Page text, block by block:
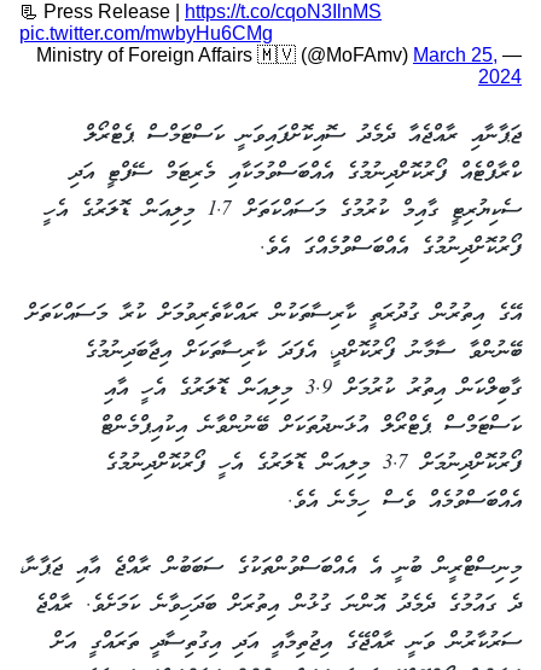
📃 Press Release |
https://t.co/cqoN3IlnMS
pic.twitter.com/mwbyHu6CMg
— Ministry of Foreign Affairs 🇲🇻 (@MoFAmv)
March 25,
2024
ޖަޕާނާއި ރާއްޖެއާ ދެމެދު ސޮއިކޮށްފައިވަނީ ކަސްޓަމްސް ޕެޓްރޯލް
ކްރާފްޓެއް ފޯރުކޮށްދިނުމުގެ އެއްބަސްވުމަކާއި މެރިޓަމް ސޭފްޓީ އަދި
ސެކިޔުރިޓީ ގާއިމް ކުރުމުގެ މަސައްކަތަށް 1.7 މިލިއަން ޑޮލަރުގެ އެހީ
ފޯރުކޮށްދިނުމުގެ އެއްބަސްވުުމެއްގަ އެވެ.
އޭގެ އިތުރުން ގުދުރަތީ ކާރިސާތަކުން ރައްކާތެރިވުމަށް ކުރާ މަސައްކަތަށް
ބޭނުންވާ ސާމާނު ފޯރުކޮށްދީ، އެފަދަ ކާރިސާތަކަށް އިޖާބަދިނުމުގެ
ގާބިލްކަން އިތުރު ކުރުމަށް 3.9 މިލިއަން ޑޮލަރުގެ އެހީ އާއި
ކަސްޓަމްސް ޕެޓްރޯލް އުޅަނދުތަކަށް ބޭނުންވާނެ އިކުއިޕްމެންޓް
ފޯރުކޮށްދިނުމަށް 3.7 މިލިއަން ޑޮލަރުގެ އެހީ ފޯރުކޮށްދިނުމުގެ
އެއްބަސްވުމެއް ވެސް ހިމެނެ އެވެ.
މިނިސްޓްރީން ބުނީ އެ އެއްބަސްވުންތަކުގެ ސަބަބުން ރާއްޖެ އާއި ޖަޕާނާ،
ދެ ގައުމުގެ ދެމެދު އޮންނަ ގުޅުން އިތުރަށް ބަދަހިވާނެ ކަމަށެވެ. ރާއްޖެ
ސަރުކާރުން ވަނީ ރާއްޖޭގެ އިޖުތިމާއީ އަދި އިގުތިސާދީ ތަރައްގީ އަށް